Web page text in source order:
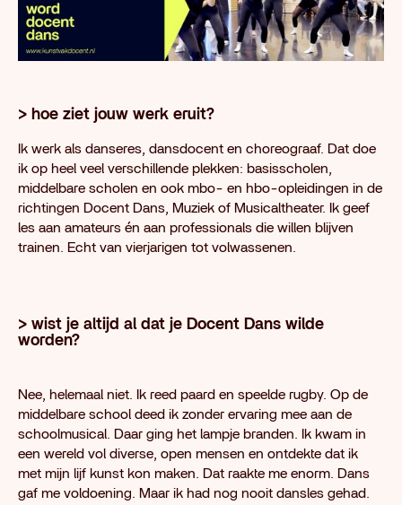
> hoe ziet jouw werk eruit?
Ik werk als danseres, dansdocent en choreograaf. Dat doe
ik op heel veel verschillende plekken: basisscholen,
middelbare scholen en ook mbo- en hbo-opleidingen in de
richtingen Docent Dans, Muziek of Musicaltheater. Ik geef
les aan amateurs én aan professionals die willen blijven
trainen. Echt van vierjarigen tot volwassenen.
> wist je altijd al dat je Docent Dans wilde
worden?
Nee, helemaal niet. Ik reed paard en speelde rugby. Op de
middelbare school deed ik zonder ervaring mee aan de
schoolmusical. Daar ging het lampje branden. Ik kwam in
een wereld vol diverse, open mensen en ontdekte dat ik
met mijn lijf kunst kon maken. Dat raakte me enorm. Dans
gaf me voldoening. Maar ik had nog nooit dansles gehad.